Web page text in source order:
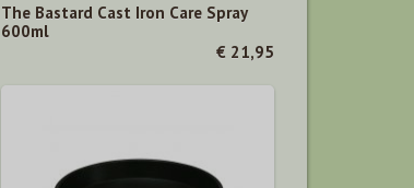
The Bastard Cast Iron Care Spray
600ml
€ 21,95